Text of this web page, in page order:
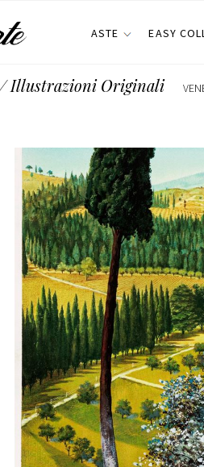
ASTE EASY
/ Illustrazioni Originali